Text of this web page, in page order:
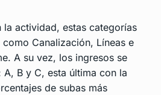
la actividad, estas categorías
Canalización, Líneas e
A su vez, los ingresos se
B y C, esta última con la
de subas más